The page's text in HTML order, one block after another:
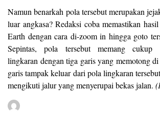
Namun benarkah pola tersebut merupakan
luar angkasa? Redaksi coba memastikan
Earth dengan cara di-zoom in hingga goto
Sepintas, pola tersebut memang cukup
lingkaran dengan tiga garis yang memotong
garis tampak keluar dari pola lingkaran
mengikuti jalur yang menyerupai bekas jalan.